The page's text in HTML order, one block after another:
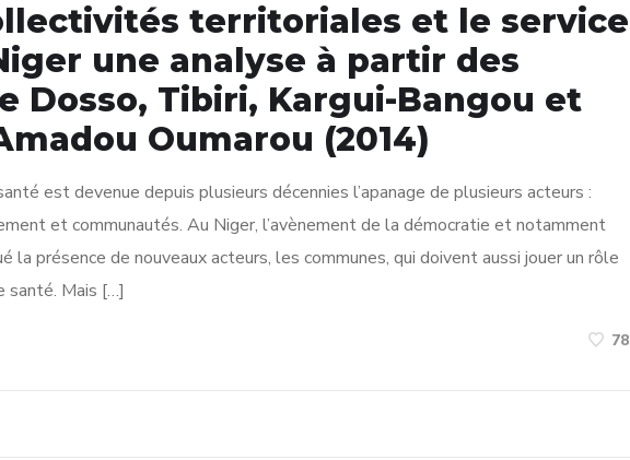
territoriales et le service
une analyse à partir des
Dosso, Tibiri, Kargui-Bangou et
Oumarou (2014)
est devenue depuis plusieurs décennies l’apanage de plusieurs acteurs :
et communautés. Au Niger, l’avènement de la démocratie et notamment
la présence de nouveaux acteurs, les communes, qui doivent aussi jouer un rôle
santé. Mais […]
78